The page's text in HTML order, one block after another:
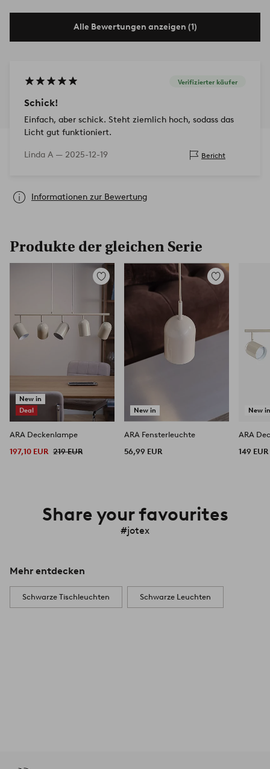
Alle Bewertungen anzeigen (1)
Verifizierter käufer
Schick!
Einfach, aber schick. Steht ziemlich hoch, sodass das
Licht gut funktioniert.
Linda A — 2025-12-19 Bericht
Informationen zur Bewertung
Produkte der gleichen Serie
New in
Deal
Zu
Favoriten
hinzufügen
ARA Deckenlampe
197,10 EUR 219 EUR
New in
Zu
ARA Fensterleuchte
56,99 EUR
New
ARA
149 EUR
Share your favourites
#jotex
Mehr entdecken
Schwarze Tischleuchten Schwarze Leuchten